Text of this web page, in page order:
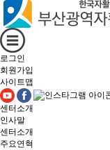
로그인
회원가입
사이트맵
센터소개
인사말
센터소개
주요연혁